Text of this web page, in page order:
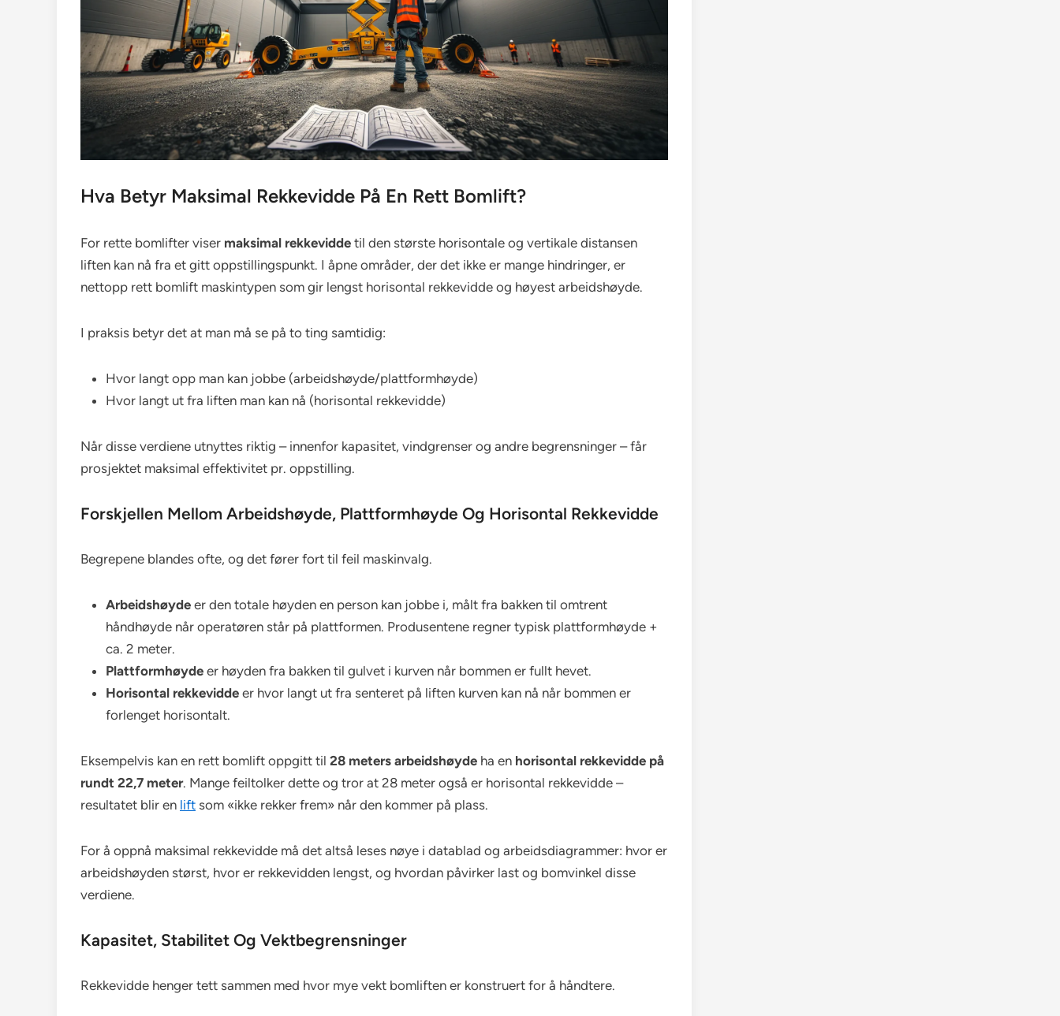
Hva Betyr Maksimal Rekkevidde På En Rett Bomlift?
For rette bomlifter viser maksimal rekkevidde til den største horisontale og vertikale distansen
liften kan nå fra et gitt oppstillingspunkt. I åpne områder, der det ikke er mange hindringer, er
nettopp rett bomlift maskintypen som gir lengst horisontal rekkevidde og høyest arbeidshøyde.
I praksis betyr det at man må se på to ting samtidig:
Hvor langt opp man kan jobbe (arbeidshøyde/plattformhøyde)
Hvor langt ut fra liften man kan nå (horisontal rekkevidde)
Når disse verdiene utnyttes riktig – innenfor kapasitet, vindgrenser og andre begrensninger – får
prosjektet maksimal effektivitet pr. oppstilling.
Forskjellen Mellom Arbeidshøyde, Plattformhøyde Og Horisontal Rekkevidde
Begrepene blandes ofte, og det fører fort til feil maskinvalg.
Arbeidshøyde er den totale høyden en person kan jobbe i, målt fra bakken til omtrent
håndhøyde når operatøren står på plattformen. Produsentene regner typisk plattformhøyde +
ca. 2 meter.
Plattformhøyde er høyden fra bakken til gulvet i kurven når bommen er fullt hevet.
Horisontal rekkevidde er hvor langt ut fra senteret på liften kurven kan nå når bommen er
forlenget horisontalt.
Eksempelvis kan en rett bomlift oppgitt til 28 meters arbeidshøyde ha en horisontal rekkevidde på
rundt 22,7 meter. Mange feiltolker dette og tror at 28 meter også er horisontal rekkevidde –
resultatet blir en lift som «ikke rekker frem» når den kommer på plass.
For å oppnå maksimal rekkevidde må det altså leses nøye i datablad og arbeidsdiagrammer: hvor er
arbeidshøyden størst, hvor er rekkevidden lengst, og hvordan påvirker last og bomvinkel disse
verdiene.
Kapasitet, Stabilitet Og Vektbegrensninger
Rekkevidde henger tett sammen med hvor mye vekt bomliften er konstruert for å håndtere.